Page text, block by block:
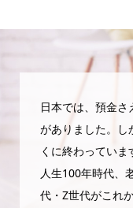
日本では、預金
がありました。し
くに終わっていま
人生100年時代、
代・Z世代がこれ